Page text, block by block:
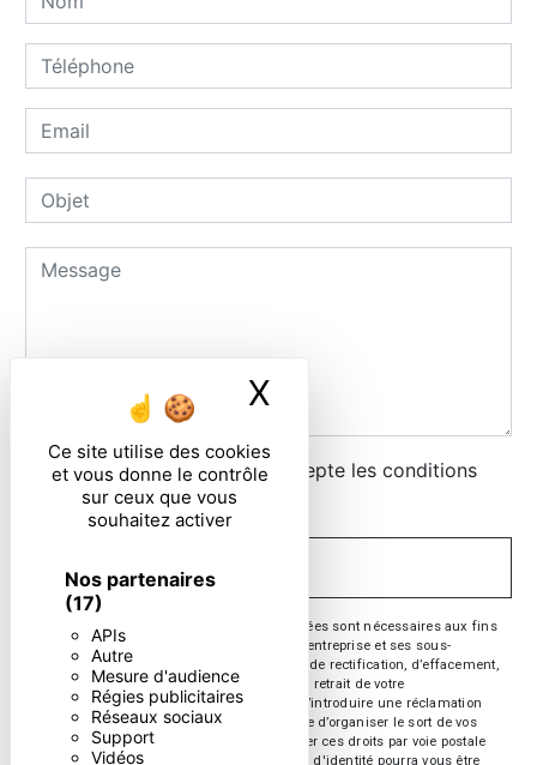
Ce site utilise des cookies
et vous donne le contrôle
sur ceux que vous
souhaitez activer
Nos partenaires
(17)
APIs
Autre
Mesure d'audience
Régies publicitaires
Réseaux sociaux
Support
Vidéos
X
En cochant cette case, j'accepte les conditions
particulières ci-dessous **
** Les données personnelles communiquées sont nécessaires aux fins
de vous contacter. Elles sont destinées à l'entreprise et ses sous-
traitants. Vous disposez de droits d’accès, de rectification, d’effacement,
de portabilité, de limitation, d’opposition, de retrait de votre
consentement à tout moment et du droit d’introduire une réclamation
auprès d’une autorité de contrôle, ainsi que d’organiser le sort de vos
données post-mortem. Vous pouvez exercer ces droits par voie postale
ou par courrier électronique. Un justificatif d'identité pourra vous être